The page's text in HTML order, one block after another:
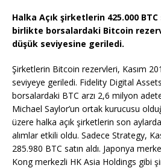
Halka Açık şirketlerin 425.000 BTC
birlikte borsalardaki Bitcoin
düşük seviyesine geriledi.
Şirketlerin Bitcoin rezervleri, Kasım
seviyeye geriledi. Fidelity Digital
borsalardaki BTC arzı 2,6 milyon
Michael Saylor’un ortak kurucusu
üzere halka açık şirketlerin son
alımlar etkili oldu. Sadece Strategy,
285.980 BTC satın aldı. Japonya
Kong merkezli HK Asia Holdings gibi